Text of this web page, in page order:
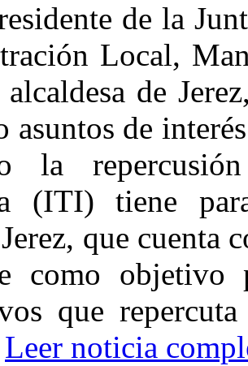
de la
Local,
de
asuntos de
la
(ITI) tiene
que cuenta
como objetivo
que
Leer noticia